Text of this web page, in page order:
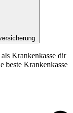
Krankenkasse dir
beste Krankenkasse